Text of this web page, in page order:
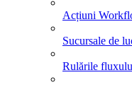
Acțiuni
Sucursale de
Rulările